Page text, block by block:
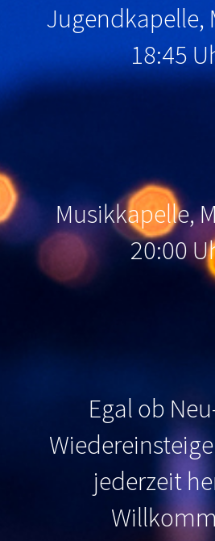
Jugendkapelle,
18:45
Musikkapelle,
20:00
Egal ob
jederzeit